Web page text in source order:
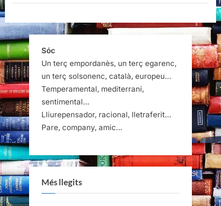
Sóc
Un terç empordanès, un terç egarenc,
un terç solsonenc, català, europeu…
Temperamental, mediterrani,
sentimental…
Lliurepensador, racional, lletraferit…
Pare, company, amic…
Més llegits